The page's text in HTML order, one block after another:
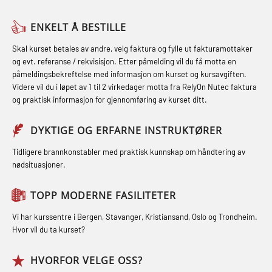
Fallsikring (FAR108)
Førstehjelp – repetisjon (OFA102)
Førstehjelp grunnkurs (OFABLE101)
GOC sertifikat grunnleggende
(GMDSS) (MRC101)
GOC sertifikat repetisjon (GMDSS)
(MRC102)
GSK Sikkerhetskurs offshore for
oljearbeidere (OBS1055)
GWO: BST – Offshore (Blended with
(MBSBLE021)
STCW kombi oppdatering offiserer
og med.behandling (MBS134)
STCW Kombi Oppdatering Offiserer
og Medisinsk Behandling med
Webinar (MBS1341)
STCW Oppdatering for offiserer 24 t
(MBS114)
STCW Medisinsk førstehjelp (MFA1081)
STCW Medisinsk førstehjelp
oppdatering (MBSBLE025)
STCW Oppdatering Medisinsk
inkl. brannslukning (FSC121)
Hjertestarter brukerkurs (OFA107)
Røykdykking industrivern –
repetisjon (LFI105)
Sikkerhetskurs for ansatte på
oppdrettsanlegg (LBS100)
Ulykkesgransking – Webinar (LSP103)
(LFI100)
ENKELT Å BESTILLE
Skal kurset betales av andre, velg faktura og fylle ut fakturamottaker
og evt. referanse / rekvisisjon. Etter påmelding vil du få motta en
påmeldingsbekreftelse med informasjon om kurset og kursavgiften.
Videre vil du i løpet av 1 til 2 virkedager motta fra RelyOn Nutec faktura
og praktisk informasjon for gjennomføring av kurset ditt.
DYKTIGE OG ERFARNE INSTRUKTØRER
Tidligere brannkonstabler med praktisk kunnskap om håndtering av
nødsituasjoner.
TOPP MODERNE FASILITETER
Vi har kurssentre i Bergen, Stavanger, Kristiansand, Oslo og Trondheim.
Hvor vil du ta kurset?
HVORFOR VELGE OSS?